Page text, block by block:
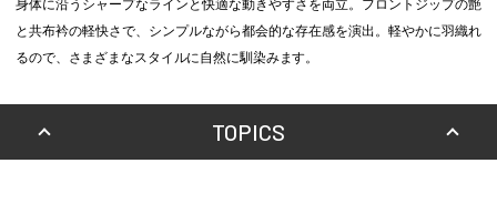
身体に沿うシャープなラインと快適な動きやすさを両立。フロントジップの艶
と共布衿の軽快さで、シンプルながら都会的な存在感を演出。軽やかに羽織れ
るので、さまざまなスタイルに自然に馴染みます。
TOPICS